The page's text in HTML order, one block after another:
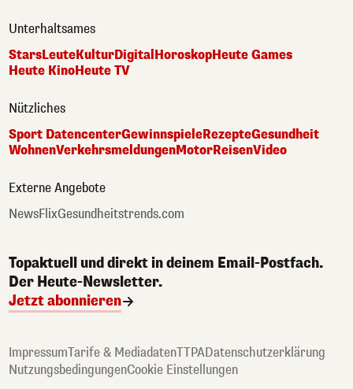
Unterhaltsames
StarsLeuteKulturDigitalHoroskopHeute Games
Heute KinoHeute TV
Nützliches
Sport DatencenterGewinnspieleRezepteGesundheit
WohnenVerkehrsmeldungenMotorReisenVideo
Externe Angebote
NewsFlixGesundheitstrends.com
Topaktuell und direkt in deinem Email-Postfach.
Der Heute-Newsletter.
Jetzt abonnieren
ImpressumTarife & MediadatenTTPADatenschutzerklärung
NutzungsbedingungenCookie Einstellungen